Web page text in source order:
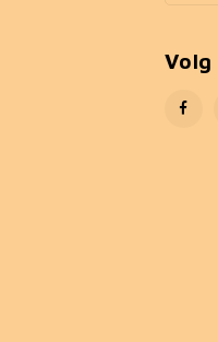
Volg